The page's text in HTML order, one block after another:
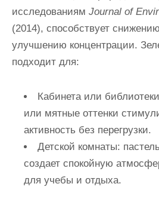
исследованиям Journal of
(2014), способствует
улучшению концентрации.
подходит для:
Кабинета или библиотеки
или мятные оттенки
активность без перегрузки.
Детской комнаты:
создает спокойную
для учебы и отдыха.